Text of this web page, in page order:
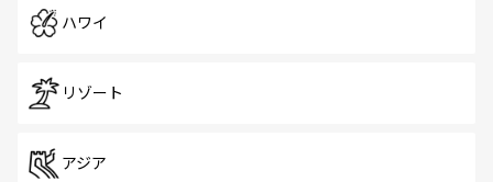
ハワイ
リゾート
アジア